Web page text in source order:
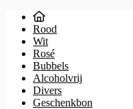
Rood
Wit
Rosé
Bubbels
Alcoholvrij
Divers
Geschenkbon